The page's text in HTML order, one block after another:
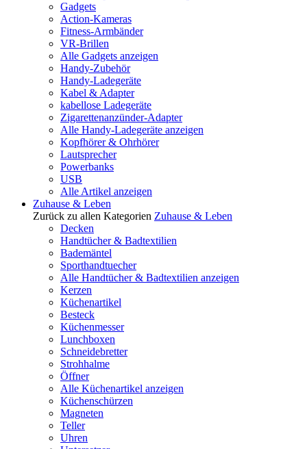
Gadgets
Action-Kameras
Fitness-Armbänder
VR-Brillen
Alle Gadgets anzeigen
Handy-Zubehör
Handy-Ladegeräte
Kabel & Adapter
kabellose Ladegeräte
Zigarettenanzünder-Adapter
Alle Handy-Ladegeräte anzeigen
Kopfhörer & Ohrhörer
Lautsprecher
Powerbanks
USB
Alle Artikel anzeigen
Zuhause & Leben
Zurück zu allen Kategorien Zuhause & Leben
Decken
Handtücher & Badtextilien
Bademäntel
Sporthandtuecher
Alle Handtücher & Badtextilien anzeigen
Kerzen
Küchenartikel
Besteck
Küchenmesser
Lunchboxen
Schneidebretter
Strohhalme
Öffner
Alle Küchenartikel anzeigen
Küchenschürzen
Magneten
Teller
Uhren